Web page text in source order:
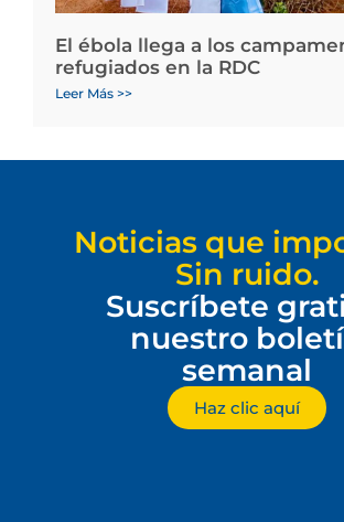
El ébola llega a los
refugiados en la RDC
Leer Más >>
Noticias que
Sin ruido.
Suscríbete
nuestro
semanal
Haz clic aquí